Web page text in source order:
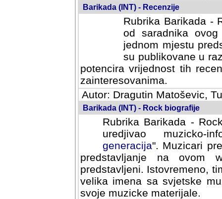
Barikada (INT) - Recenzije
Rubrika Barikada -
od saradnika
jednom mjestu
su publikovane u
potencira vrijednost tih
zainteresovanima.
Autor: Dragutin Matoševic,
Barikada (INT) - Rock biografije
Rubrika Barikada -
uredjivao muzicko-
Muzicari predstavljeni u
na ovom web portalu
Istovremeno, tim nacinom
sa svjetske muzicke scene
materijale.